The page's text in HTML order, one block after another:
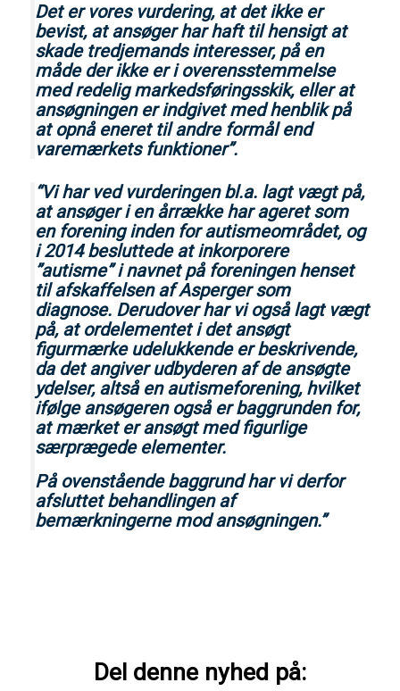
Det er vores vurdering, at det ikke er
bevist, at ansøger har haft til hensigt at
skade tredjemands interesser, på en
måde der ikke er i overensstemmelse
med redelig markedsføringsskik, eller at
ansøgningen er indgivet med henblik på
at opnå eneret til andre formål end
varemærkets funktioner”.
“Vi har ved vurderingen bl.a. lagt vægt på,
at ansøger i en årrække har ageret som
en forening inden for autismeområdet, og
i 2014 besluttede at inkorporere
”autisme” i navnet på foreningen henset
til afskaffelsen af Asperger som
diagnose. Derudover har vi også lagt vægt
på, at ordelementet i det ansøgt
figurmærke udelukkende er beskrivende,
da det angiver udbyderen af de ansøgte
ydelser, altså en autismeforening, hvilket
ifølge ansøgeren også er baggrunden for,
at mærket er ansøgt med figurlige
særprægede elementer.
På ovenstående baggrund har vi derfor
afsluttet behandlingen af
bemærkningerne mod ansøgningen.”
Del denne nyhed på: